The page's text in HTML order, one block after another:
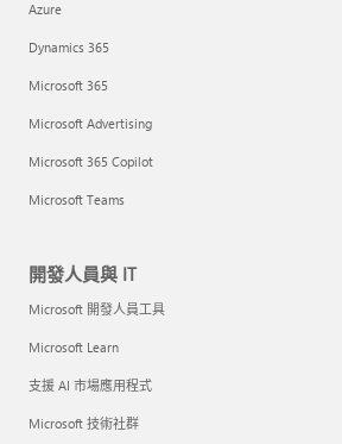
Azure
Dynamics 365
Microsoft 365
Microsoft Advertising
Microsoft 365 Copilot
Microsoft Teams
開發人員與 IT
Microsoft 開發人員工具
Microsoft Learn
支援 AI 市場應用程式
Microsoft 技術社群